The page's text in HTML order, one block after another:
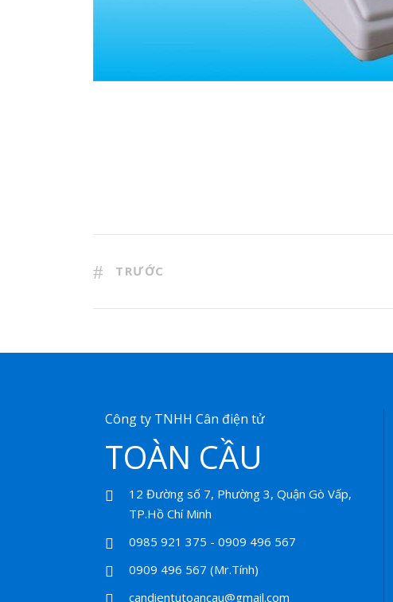
TRƯỚC
Công ty TNHH Cân điện tử
TOÀN CẦU
12 Đường số 7, Phường 3, Quận Gò Vấp,
TP.Hồ Chí Minh
0985 921 375 - 0909 496 567
0909 496 567 (Mr.Tính)
candientutoancau@gmail.com